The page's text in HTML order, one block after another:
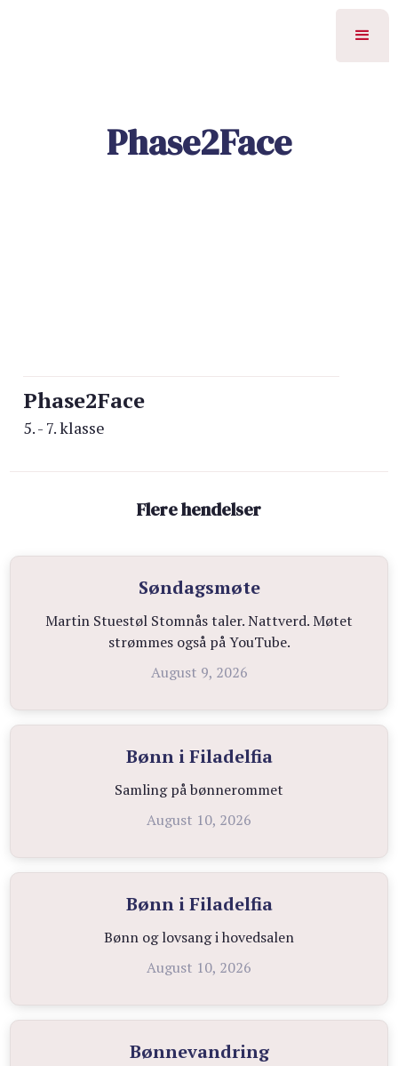
Phase2Face
Phase2Face
5. - 7. klasse
Flere hendelser
Søndagsmøte
Martin Stuestøl Stomnås taler. Nattverd. Møtet
strømmes også på YouTube.
August 9, 2026
Bønn i Filadelfia
Samling på bønnerommet
August 10, 2026
Bønn i Filadelfia
Bønn og lovsang i hovedsalen
August 10, 2026
Bønnevandring